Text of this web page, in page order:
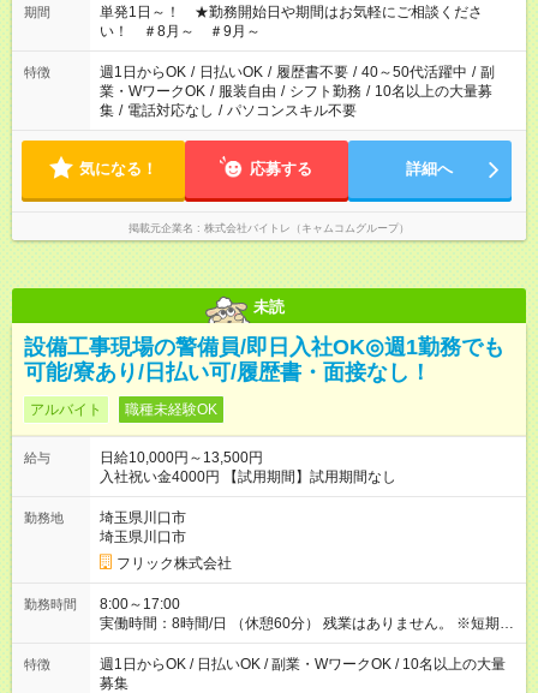
期間
単発1日～！ ★勤務開始日や期間はお気軽にご相談くださ
い！ ＃8月～ ＃9月～
特徴 週1日からOK / 日払いOK / 履歴書不要 / 40～50代活躍中 / 副
業・WワークOK / 服装自由 / シフト勤務 / 10名以上の大量募
集 / 電話対応なし / パソコンスキル不要
気になる！ 応募する 詳細へ
掲載元企業名 株式会社バイトレ（キャムコムグループ）
未読
設備工事現場の警備員/即日入社OK◎週1勤務でも
可能/寮あり/日払い可/履歴書・面接なし！
アルバイト 職種未経験OK
給与
日給10,000円～13,500円
入社祝い金4000円 【試用期間】試用期間なし
勤務地
埼玉県川口市
埼玉県川口市
フリック株式会社
勤務時間
8:00～17:00
実働時間：8時間/日 （休憩60分） 残業はありません。 ※短期の
募集は行っておりません。予めご了承くださいませ。
特徴
週1日からOK / 日払いOK / 副業・WワークOK / 10名以上の大量
募集